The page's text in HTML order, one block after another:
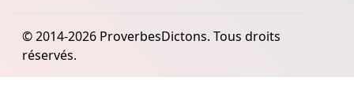
© 2014-2026 ProverbesDictons. Tous droits
réservés.